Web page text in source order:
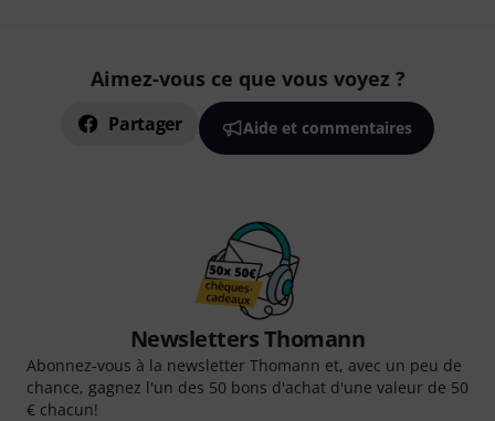
Aimez-vous ce que vous voyez ?
Partager Aide et commentaires
Newsletters Thomann
Abonnez-vous à la newsletter Thomann et, avec un peu de
chance, gagnez l'un des 50 bons d'achat d'une valeur de 50
€ chacun!